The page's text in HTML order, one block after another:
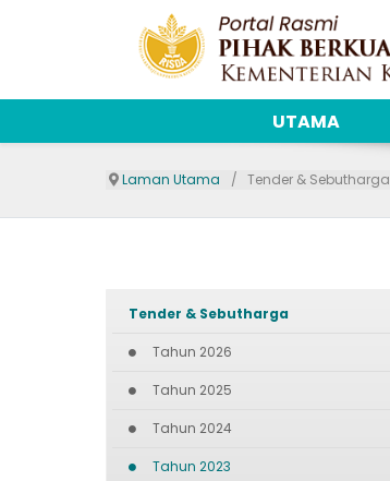
UTAMA
Laman Utama Tender & Sebutharga
Tender & Sebutharga
Tahun 2026
Tahun 2025
Tahun 2024
Tahun 2023